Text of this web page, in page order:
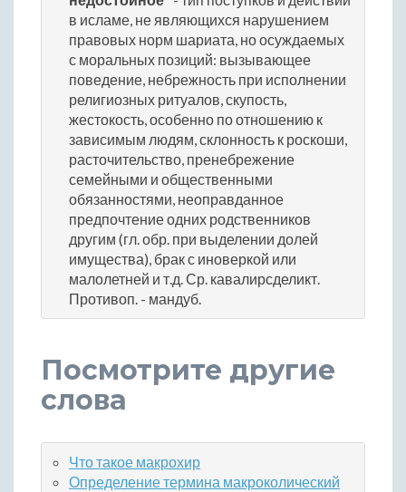
в исламе, не являющихся нарушением
правовых норм шариата, но осуждаемых
с моральных позиций: вызывающее
поведение, небрежность при исполнении
религиозных ритуалов, скупость,
жестокость, особенно по отношению к
зависимым людям, склонность к роскоши,
расточительство, пренебрежение
семейными и общественными
обязанностями, неоправданное
предпочтение одних родственников
другим (гл. обр. при выделении долей
имущества), брак с иноверкой или
малолетней и т.д. Ср. кавалирсделикт.
Противоп. - мандуб.
Посмотрите другие
слова
Что такое макрохир
Определение термина макроколический